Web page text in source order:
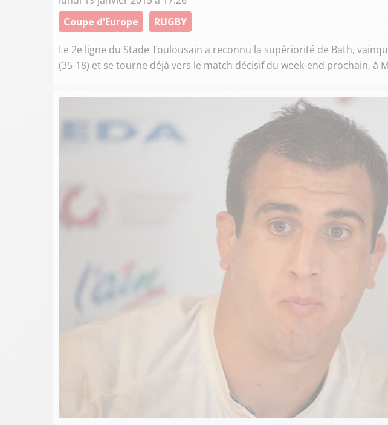
Coupe d'Europe
RUGBY
Le 2e ligne du Stade Toulousain a reconnu la supériorité de Bath,
(35-18) et se tourne déjà vers le match décisif du week-end prochain, à